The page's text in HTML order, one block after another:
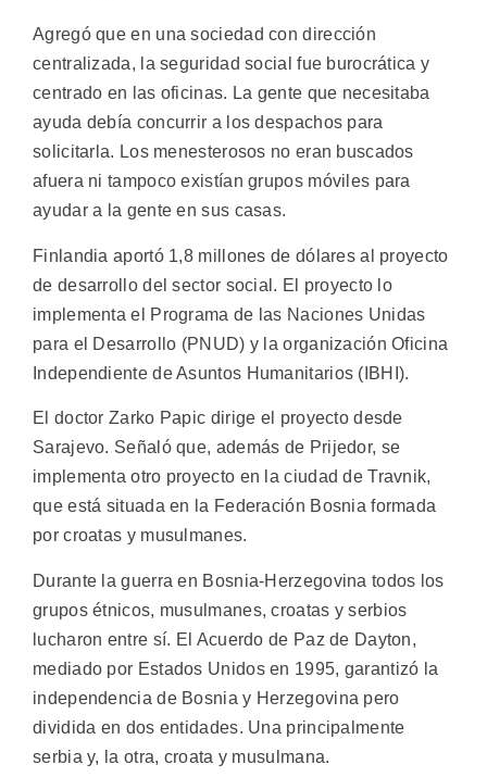
Agregó que en una sociedad con dirección
centralizada, la seguridad social fue burocrática y
centrado en las oficinas. La gente que necesitaba
ayuda debía concurrir a los despachos para
solicitarla. Los menesterosos no eran buscados
afuera ni tampoco existían grupos móviles para
ayudar a la gente en sus casas.
Finlandia aportó 1,8 millones de dólares al proyecto
de desarrollo del sector social. El proyecto lo
implementa el Programa de las Naciones Unidas
para el Desarrollo (PNUD) y la organización Oficina
Independiente de Asuntos Humanitarios (IBHI).
El doctor Zarko Papic dirige el proyecto desde
Sarajevo. Señaló que, además de Prijedor, se
implementa otro proyecto en la ciudad de Travnik,
que está situada en la Federación Bosnia formada
por croatas y musulmanes.
Durante la guerra en Bosnia-Herzegovina todos los
grupos étnicos, musulmanes, croatas y serbios
lucharon entre sí. El Acuerdo de Paz de Dayton,
mediado por Estados Unidos en 1995, garantizó la
independencia de Bosnia y Herzegovina pero
dividida en dos entidades. Una principalmente
serbia y, la otra, croata y musulmana.